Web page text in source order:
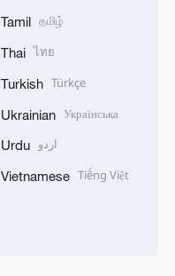
Tamil தமிழ்
Thai ไทย
Turkish Türkçe
Ukrainian Українська
Urdu اردو
Vietnamese Tiếng Việt